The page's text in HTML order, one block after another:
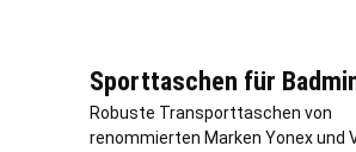
Sporttaschen für
Robuste Transporttaschen von
renommierten Marken Yonex und